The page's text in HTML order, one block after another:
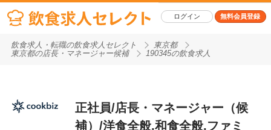
ログイン 無料会員登録
飲食求人・転職の飲食求人セレクト
東京都
東京都の店長・マネージャー候補
190345の飲食求人
正社員/店長・マネージャー（候
補）/洋食全般,和食全般,ファミ